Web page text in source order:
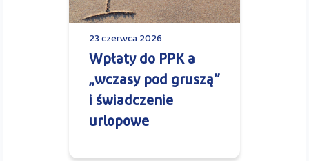
23 czerwca 2026
Wpłaty do PPK a
„wczasy pod gruszą”
i świadczenie
urlopowe